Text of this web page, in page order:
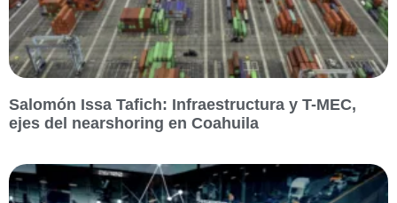
Salomón Issa Tafich: Infraestructura y T-MEC,
ejes del nearshoring en Coahuila